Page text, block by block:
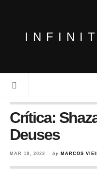
Crítica:
Deuses
MAR 19, 2023 by MARCOS